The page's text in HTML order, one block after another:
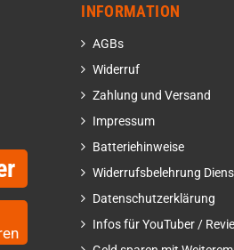
INFORMATION
AGBs
Widerruf
Zahlung und Versand
Impressum
Batteriehinweise
Widerrufsbelehrung
Datenschutzerklärung
Infos für YouTuber /